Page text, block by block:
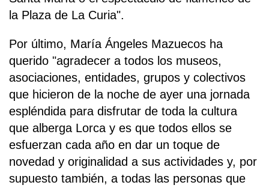
la Plaza de La Curia".
Por último, María Ángeles Mazuecos ha
querido "agradecer a todos los museos,
asociaciones, entidades, grupos y colectivos
que hicieron de la noche de ayer una jornada
espléndida para disfrutar de toda la cultura
que alberga Lorca y es que todos ellos se
esfuerzan cada año en dar un toque de
novedad y originalidad a sus actividades y, por
supuesto también, a todas las personas que